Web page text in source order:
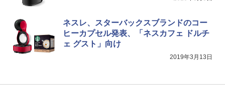
ネスレ、スターバックスブランドのコー
ヒーカプセル発表、「ネスカフェ ドルチ
ェ グスト」向け
2019年3月13日